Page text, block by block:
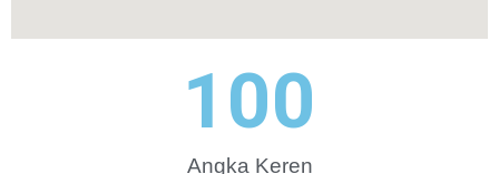
Angka Keren
100